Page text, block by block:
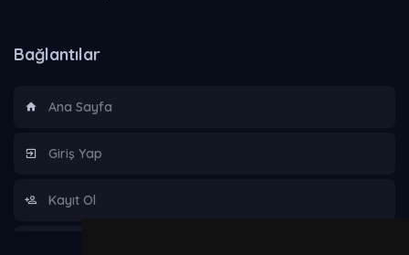
Bağlantılar
Ana Sayfa
Giriş Yap
Kayıt Ol